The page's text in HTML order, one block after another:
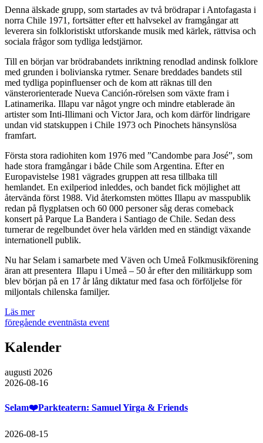
Denna älskade grupp, som startades av två brödrapar i Antofagasta i
norra Chile 1971, fortsätter efter ett halvsekel av framgångar att
leverera sin folkloristiskt utforskande musik med kärlek, rättvisa och
sociala frågor som tydliga ledstjärnor.
Till en början var brödrabandets inriktning renodlad andinsk folklore
med grunden i bolivianska rytmer. Senare breddades bandets stil
med tydliga popinfluenser och de kom att räknas till den
vänsterorienterade Nueva Canción-rörelsen som växte fram i
Latinamerika. Illapu var något yngre och mindre etablerade än
artister som Inti-Illimani och Victor Jara, och kom därför lindrigare
undan vid statskuppen i Chile 1973 och Pinochets hänsynslösa
framfart.
Första stora radiohiten kom 1976 med ”Candombe para José”, som
hade stora framgångar i både Chile som Argentina. Efter en
Europavistelse 1981 vägrades gruppen att resa tillbaka till
hemlandet. En exilperiod inleddes, och bandet fick möjlighet att
återvända först 1988. Vid återkomsten möttes Illapu av masspublik
redan på flygplatsen och 60 000 personer såg deras comeback
konsert på Parque La Bandera i Santiago de Chile. Sedan dess
turnerar de regelbundet över hela världen med en ständigt växande
internationell publik.
Nu har Selam i samarbete med Väven och Umeå Folkmusikförening
äran att presentera Illapu i Umeå – 50 år efter den militärkupp som
blev början på en 17 år lång diktatur med fasa och förföljelse för
miljontals chilenska familjer.
Läs mer
föregående eventnästa event
Kalender
augusti 2026
2026-08-16
Selam❤️Parkteatern: Samuel Yirga & Friends
2026-08-15